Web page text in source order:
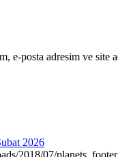
e-posta adresim ve site
2026